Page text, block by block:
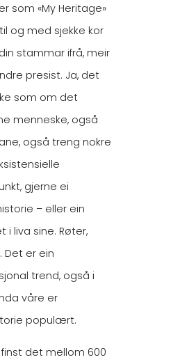
som «My Heritage»
og med sjekke kor
stammar ifrå, meir
presist. Ja, det
som om det
menneske, også
også treng nokre
gjerne ei
– eller ein
i liva sine. Røter,
Det er ein
trend, også i
våre er
populært.
finst det mellom 600